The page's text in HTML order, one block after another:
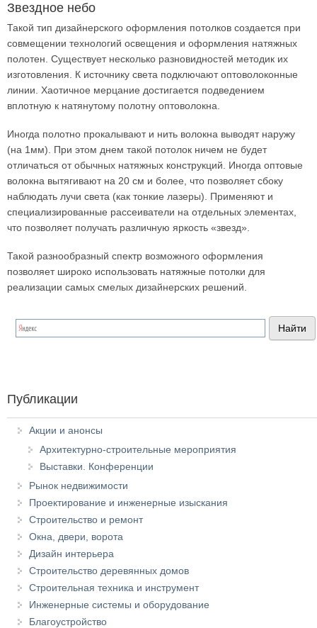
Звездное небо
Такой тип дизайнерского оформления потолков создается при
совмещении технологий освещения и оформления натяжных
полотен. Существует несколько разновидностей методик их
изготовления. К источнику света подключают оптоволоконные
линии. Хаотичное мерцание достигается подведением
вплотную к натянутому полотну оптоволокна.
Иногда полотно прокалывают и нить волокна выводят наружу
(на 1мм). При этом днем такой потолок ничем не будет
отличаться от обычных натяжных конструкций. Иногда оптовые
волокна вытягивают на 20 см и более, что позволяет сбоку
наблюдать лучи света (как тонкие лазеры). Применяют и
специализированные рассеиватели на отдельных элементах,
что позволяет получать различную яркость «звезд».
Такой разнообразный спектр возможного оформления
позволяет широко использовать натяжные потолки для
реализации самых смелых дизайнерских решений.
Публикации
Акции и анонсы
Архитектурно-строительные мероприятия
Выставки. Конференции
Рынок недвижимости
Проектирование и инженерные изыскания
Строительство и ремонт
Окна, двери, ворота
Дизайн интерьера
Строительство деревянных домов
Строительная техника и инструмент
Инженерные системы и оборудование
Благоустройство